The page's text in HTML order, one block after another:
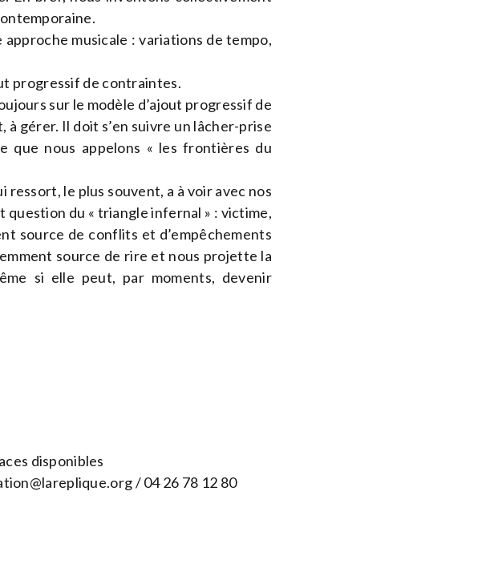
musicale : variations de tempo,
progressif de contraintes.
sur le modèle d’ajout progressif de
gérer. Il doit s’en suivre un lâcher-prise
nous appelons « les frontières du
le plus souvent, a à voir avec nos
question du « triangle infernal » : victime,
source de conflits et d’empêchements
source de rire et nous projette la
si elle peut, par moments, devenir
disponibles
/ 04 26 78 12 80